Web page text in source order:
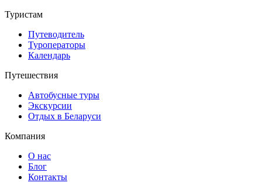
Туристам
Путеводитель
Туроператоры
Календарь
Путешествия
Автобусные туры
Экскурсии
Отдых в Беларуси
Компания
О нас
Блог
Контакты